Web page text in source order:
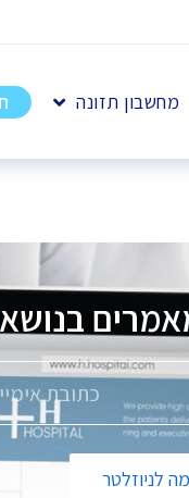
מחשבון תזונה
בנושאפ
לניוזלטר